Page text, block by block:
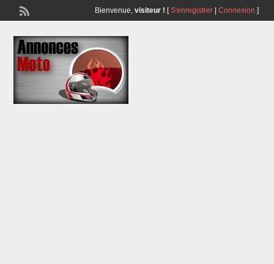
Bienvenue, visiteur ! [S'enregistrer| Connexion ]